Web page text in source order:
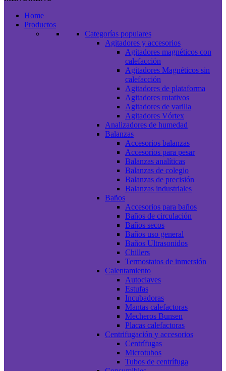
Home
Productos
Categorías populares
Agitadores y accesorios
Agitadores magnéticos con
calefacción
Agitadores Magnéticos sin
calefacción
Agitadores de plataforma
Agitadores rotativos
Agitadores de varilla
Agitadores Vórtex
Analizadores de humedad
Balanzas
Accesorios balanzas
Accesorios para pesar
Balanzas analíticas
Balanzas de colegio
Balanzas de precisión
Balanzas industriales
Baños
Accesorios para baños
Baños de circulación
Baños secos
Baños uso general
Baños Ultrasonidos
Chillers
Termostatos de inmersión
Calentamiento
Autoclaves
Estufas
Incubadoras
Mantas calefactoras
Mecheros Bunsen
Placas calefactoras
Centrifugación y accesorios
Centrífugas
Microtubos
Tubos de centrífuga